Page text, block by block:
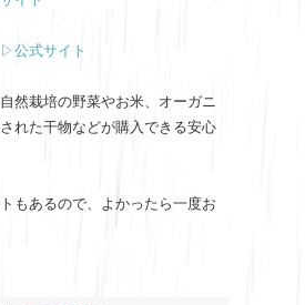
▷公式サイト
然栽培の野菜やお米、オーガニ
れた干物などが購入できる安心
もあるので、よかったら一度お